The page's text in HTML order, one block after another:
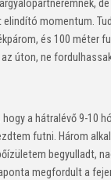
momentum.
és 100
úton, ne
a hátralévő 9-10
futni. Három
begyulladt,
megfordult a